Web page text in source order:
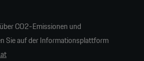
CO2-Emissionen und
Sie auf der Informationsplattform